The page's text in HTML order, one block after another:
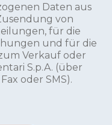
Daten aus
von
für die
und für die
Verkauf oder
S.p.A. (über
oder SMS).